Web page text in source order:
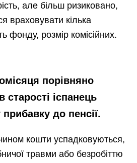
але більш ризиковано,
враховувати кілька
фонду, розмір комісійних.
порівняно
старості іспанець
до пенсії.
кошти успадковуються,
травми або безробіттю